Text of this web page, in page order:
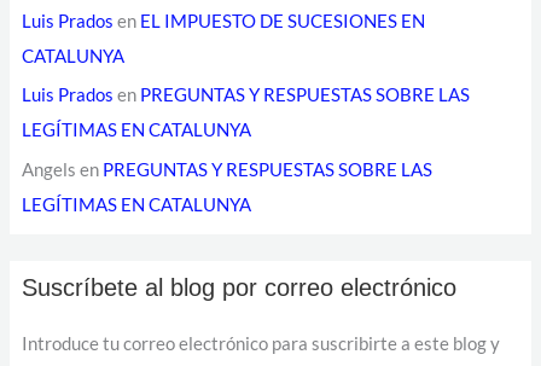
Luis Prados en EL IMPUESTO DE SUCESIONES EN
CATALUNYA
Luis Prados en PREGUNTAS Y RESPUESTAS SOBRE LAS
LEGÍTIMAS EN CATALUNYA
Angels en PREGUNTAS Y RESPUESTAS SOBRE LAS
LEGÍTIMAS EN CATALUNYA
Suscríbete al blog por correo electrónico
Introduce tu correo electrónico para suscribirte a este blog y